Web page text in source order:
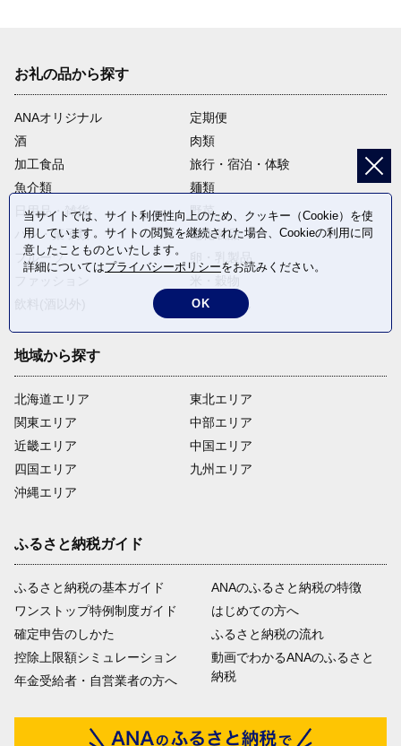
お礼の品から探す
ANAオリジナル
定期便
酒
肉類
加工食品
旅行・宿泊・体験
魚介類
麺類
日用品・雑貨
野菜
パン・菓子類
電化製品
フルーツ
返礼品なし
地域から探す
北海道エリア
関東エリア
近畿エリア
四国エリア
沖縄エリア
東北エリア
中部エリア
中国エリア
九州エリア
ふるさと納税ガイド
ふるさと納税の基本ガイド
ワンストップ特例制度ガイド
確定申告のしかた
控除上限額シミュレーション
年金受給者・自営業者の方へ
ANAのふるさと納税の特徴
はじめての方へ
ふるさと納税の流れ
動画でわかるANAのふるさと
納税
当サイトでは、サイト利便性向上のため、クッキー（Cookie）を使
用しています。サイトの閲覧を継続された場合、Cookieの利用に同
意したことものといたします。
詳細についてはプライバシーポリシーをお読みください。
OK